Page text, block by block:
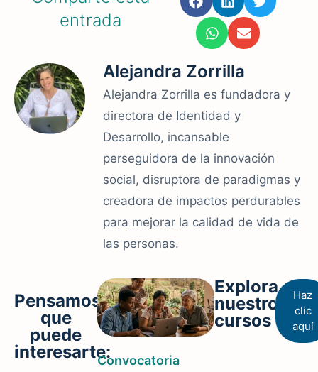
Pensamos
que
puede
interesarte:Convocatoria
Explora
nuestros
cursos
Haz
clic
aquí
entrada
Alejandra Zorrilla
Alejandra Zorrilla es fundadora y
directora de Identidad y
Desarrollo, incansable
perseguidora de la innovación
social, disruptora de paradigmas y
creadora de impactos perdurables
para mejorar la calidad de vida de
las personas.